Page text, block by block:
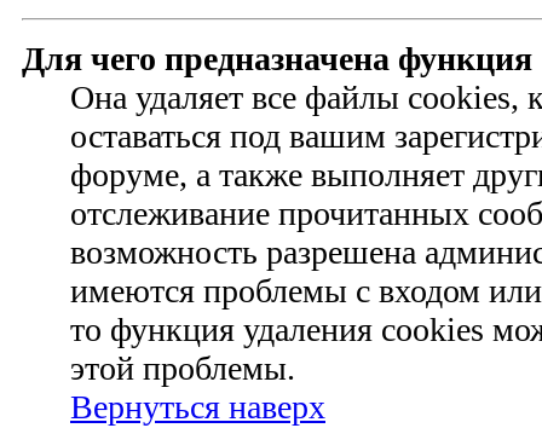
Для чего предназначена
Она удаляет все файлы cookies,
оставаться под вашим
форуме, а также выполняет
отслеживание прочитанных
возможность разрешена
имеются проблемы с входом
то функция удаления cookies
этой проблемы.
Вернуться наверх